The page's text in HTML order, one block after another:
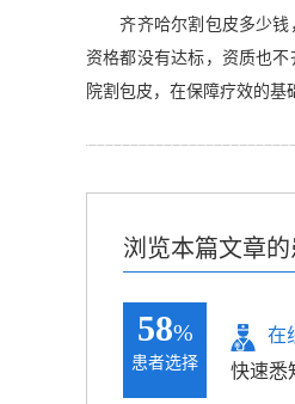
齐齐哈尔割包皮多少钱，
资格都没有达标，资质也
院割包皮，在保障疗效的基
浏览本篇文章
58%
患者选择
在
快速悉